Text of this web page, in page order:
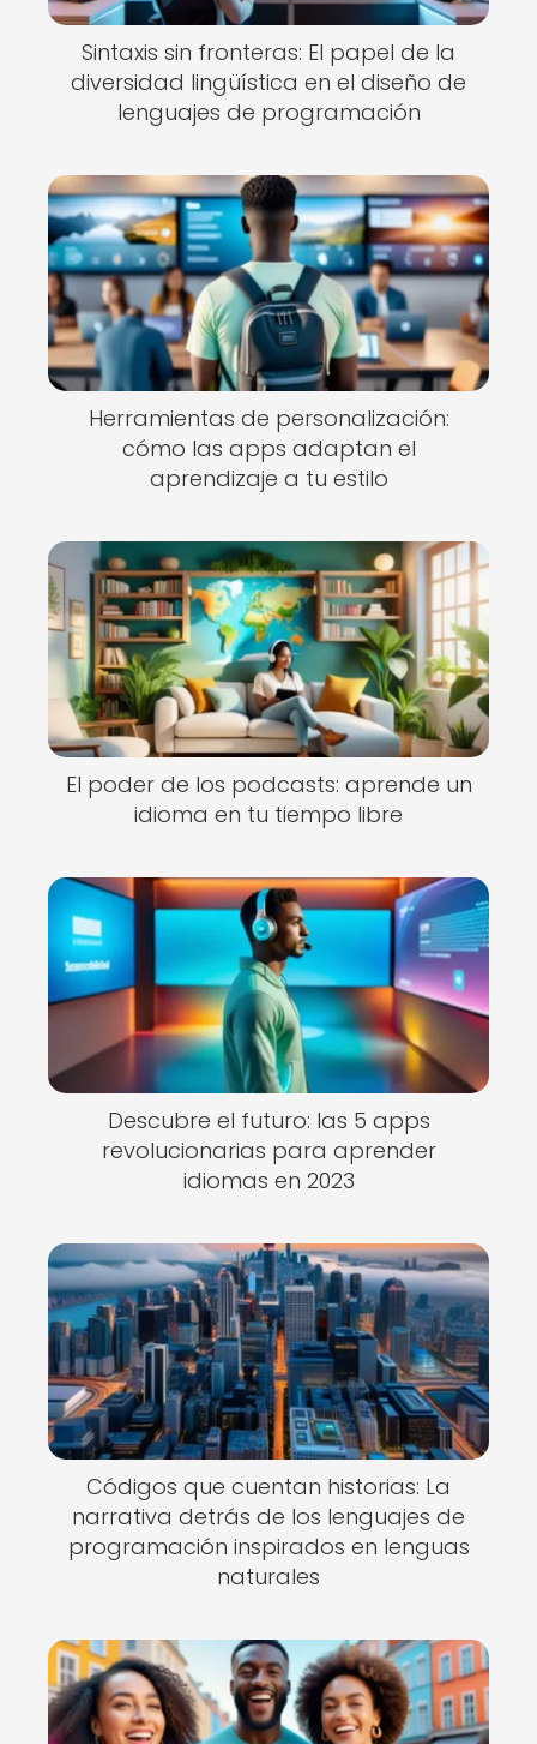
Sintaxis sin fronteras: El papel de la
diversidad lingüística en el diseño de
lenguajes de programación
Herramientas de personalización:
cómo las apps adaptan el
aprendizaje a tu estilo
El poder de los podcasts: aprende un
idioma en tu tiempo libre
Descubre el futuro: las 5 apps
revolucionarias para aprender
idiomas en 2023
Códigos que cuentan historias: La
narrativa detrás de los lenguajes de
programación inspirados en lenguas
naturales